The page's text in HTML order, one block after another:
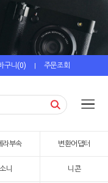
구니(0) | 주문조회
라부속 변환어댑터
소니 니콘